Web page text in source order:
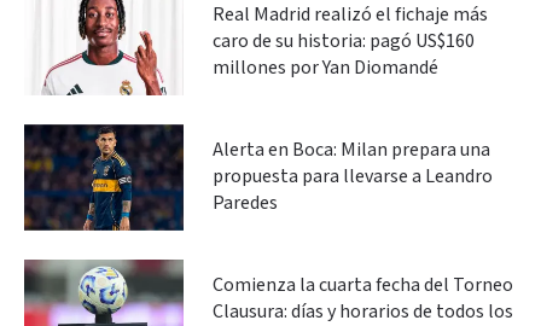
Real Madrid realizó el fichaje más
caro de su historia: pagó US$160
millones por Yan Diomandé
Alerta en Boca: Milan prepara una
propuesta para llevarse a Leandro
Paredes
Comienza la cuarta fecha del Torneo
Clausura: días y horarios de todos los